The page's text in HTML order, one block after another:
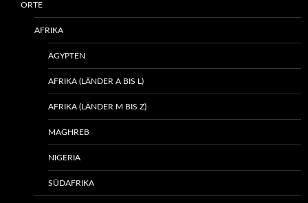
ORTE
AFRIKA
ÄGYPTEN
AFRIKA (LÄNDER A BIS L)
AFRIKA (LÄNDER M BIS Z)
MAGHREB
NIGERIA
SÜDAFRIKA